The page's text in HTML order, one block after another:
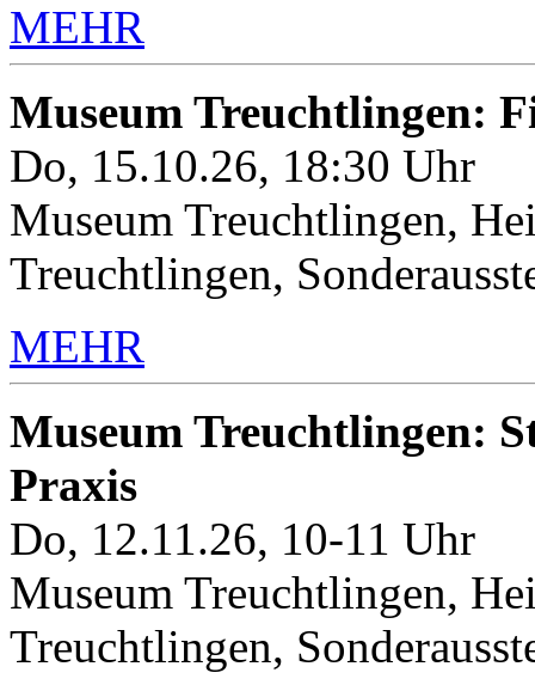
MEHR
Museum Treuchtlingen:
Do, 15.10.26, 18:30 Uhr
Museum Treuchtlingen,
Treuchtlingen,
MEHR
Museum Treuchtlingen:
Praxis
Do, 12.11.26, 10-11 Uhr
Museum Treuchtlingen,
Treuchtlingen,